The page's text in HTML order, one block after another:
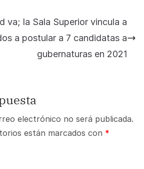
va; la Sala Superior vincula a
a postular a 7 candidatas a
gubernaturas en 2021
electrónico no será publicada.
están marcados con *